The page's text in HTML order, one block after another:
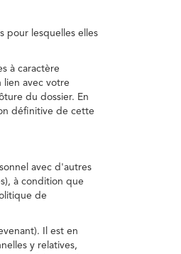
pour lesquelles elles
à caractère
lien avec votre
du dossier. En
définitive de cette
avec d'autres
à condition que
de
Il est en
y relatives,